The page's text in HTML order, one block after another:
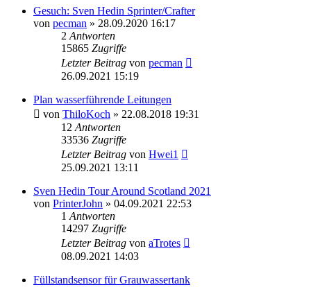
Gesuch: Sven Hedin Sprinter/Crafter
von pecman » 28.09.2020 16:17
2 Antworten
15865 Zugriffe
Letzter Beitrag von pecman
26.09.2021 15:19
Plan wasserführende Leitungen
von ThiloKoch » 22.08.2018 19:31
12 Antworten
33536 Zugriffe
Letzter Beitrag von Hwei1
25.09.2021 13:11
Sven Hedin Tour Around Scotland 2021
von PrinterJohn » 04.09.2021 22:53
1 Antworten
14297 Zugriffe
Letzter Beitrag von aTrotes
08.09.2021 14:03
Füllstandsensor für Grauwassertank